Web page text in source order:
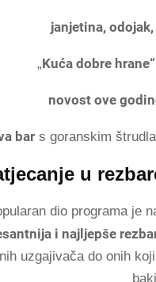
janjetina,
„Kuća dobre hrane“
novost ove
bar s goranskim
u
dio programa je
i najljepše
uzgajivača do onih